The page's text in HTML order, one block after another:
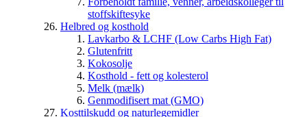
stoffskiftesyke
Helbred og kosthold
Lavkarbo & LCHF (Low Carbs High Fat)
Glutenfritt
Kokosolje
Kosthold - fett og kolesterol
Melk (mælk)
Genmodifisert mat (GMO)
Kosttilskudd og naturlegemidler